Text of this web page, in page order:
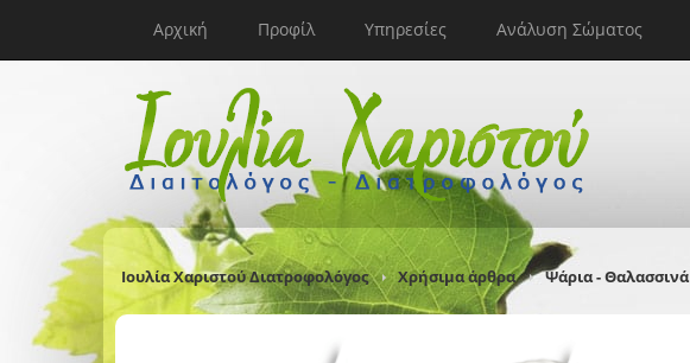
Αρχική Προφίλ Υπηρεσίες Ανάλυση Σώματος
Ιουλία Χαριστού Διατροφολόγος Χρήσιμα άρθρα Ψάρια - Θαλασσινά